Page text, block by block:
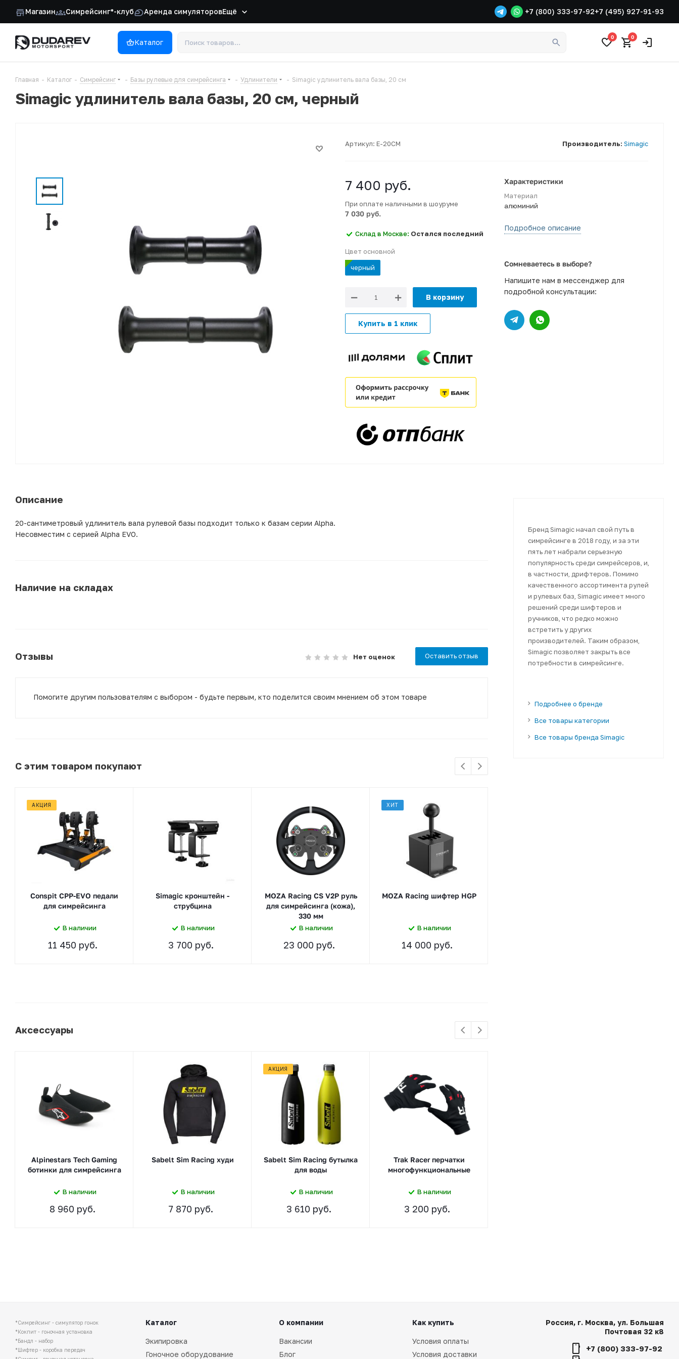
Магазин Симрейсинг*-клуб Аренда симуляторовЕщё +7 (800) 333-97-92+7 (495) 927-91-93
Каталог
0 0
Главная - Каталог - Симрейсинг - Базы рулевые для симрейсинга - Удлинители - Simagic удлинитель вала базы, 20 см
Simagic удлинитель вала базы, 20 см, черный
Артикул: E-20CM Производитель: Simagic
7 400 руб.
При оплате наличными в шоуруме
7 030 руб.
Склад в Москве: Остался последний
Цвет основной
черный
В корзину
Купить в 1 клик
Характеристики
Материал
алюминий
Подробное описание
Сомневаетесь в выборе?
Напишите нам в мессенджер для
подробной консультации:
Описание
20-сантиметровый удлинитель вала рулевой базы подходит только к базам серии Alpha.
Несовместим с серией Alpha EVO.
Наличие на складах
Отзывы Нет оценок Оставить отзыв
Помогите другим пользователям с выбором - будьте первым, кто поделится своим мнением об этом товаре
С этим товаром покупают
АКЦИЯ
Conspit CPP-EVO педали
для симрейсинга
В наличии
11 450 руб.
Simagic кронштейн -
струбцина
В наличии
3 700 руб.
MOZA Racing CS V2P руль
для симрейсинга (кожа),
330 мм
В наличии
23 000 руб.
ХИТ
MOZA Racing шифтер HGP
В наличии
14 000 руб.
Аксессуары
Alpinestars Tech Gaming
ботинки для симрейсинга
В наличии
8 960 руб.
Sabelt Sim Racing худи
В наличии
7 870 руб.
АКЦИЯ
Sabelt Sim Racing бутылка
для воды
В наличии
3 610 руб.
Trak Racer перчатки
многофункциональные
В наличии
3 200 руб.
Бренд Simagic начал свой путь в
симрейсинге в 2018 году, и за эти
пять лет набрали серьезную
популярность среди симрейсеров, и,
в частности, дрифтеров. Помимо
качественного ассортимента рулей
и рулевых баз, Simagic имеет много
решений среди шифтеров и
ручников, что редко можно
встретить у других
производителей. Таким образом,
Simagic позволяет закрыть все
потребности в симрейсинге.
Подробнее о бренде
Все товары категории
Все товары бренда Simagic
*Симрейсинг - симулятор гонок
*Кокпит - гоночная установка
*Бандл - набор
*Шифтер - коробка передач
Каталог
Экипировка
Гоночное оборудование
О компании
Вакансии
Блог
Как купить
Условия оплаты
Условия доставки
Россия, г. Москва, ул. Большая
Почтовая 32 к8
+7 (800) 333-97-92